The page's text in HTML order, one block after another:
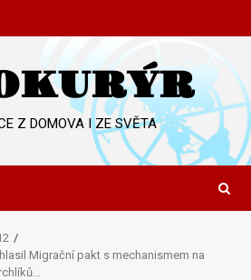
Z DOMOVA I ZE SVĚTA
Migrační pakt s mechanismem na